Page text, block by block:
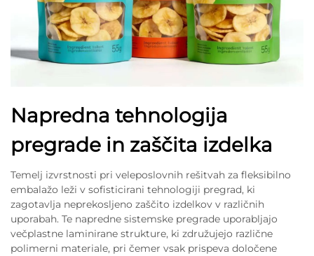
Napredna tehnologija
pregrade in zaščita izdelka
Temelj izvrstnosti pri veleposlovnih rešitvah za fleksibilno
embalažo leži v sofisticirani tehnologiji pregrad, ki
zagotavlja neprekosljeno zaščito izdelkov v različnih
uporabah. Te napredne sistemske pregrade uporabljajo
večplastne laminirane strukture, ki združujejo različne
polimerni materiale, pri čemer vsak prispeva določene